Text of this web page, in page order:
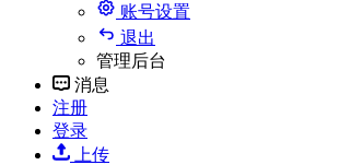
账号设置
退出
管理后台
消息
注册
登录
上传